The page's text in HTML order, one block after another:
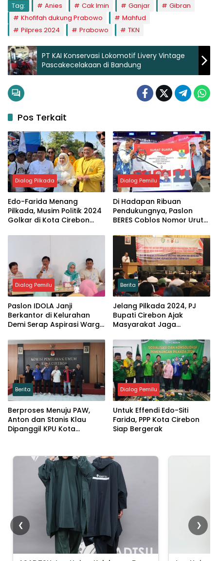
Tag: Anies Cak Imin Ganjar
Gibran
Khofifah dukung Prabowo
Mahfud
Pilpres 2024
Prabowo TKN
PT KAI Konservasi Lokomotif Livery Vintage
Pascakecelakaan di Bandung
Pos Terkait
Dialog Pilkada
Edo-Farida Menang
Pilkada, Musim Politik 2024
Golkar di Kota Cirebon
Dialog Pemilu
Di Hadapan Ribuan
Pendukungnya, Paslon
BERES Coblos Nomor Urut
Dialog Pemilu
Paslon IDOLA Janji
Berkantor di Kelurahan
Demi Serap Aspirasi Warga
Berita
Jelang Pilkada 2024, PJ
Bupati Cirebon Ajak
Masyarakat Jaga
Waspadai Politik Uang
Berita
Berproses Menuju PAW,
Anton dan Stanis Klau
Dipanggil KPU Kota
Dialog Pemilu
Untuk Effendi Edo-Siti
Farida, PPP Kota Cirebon
Siap Bergerak
❮ ❯